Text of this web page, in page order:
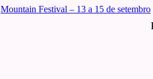
Mountain Festival – 13 a 15 de setembro